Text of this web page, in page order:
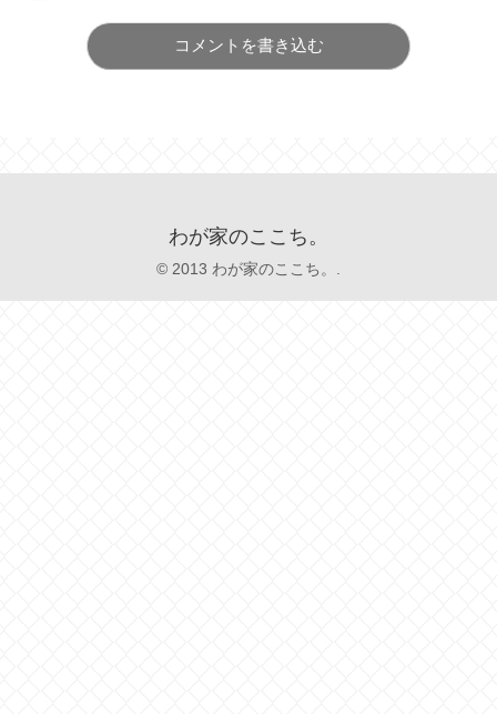
コメントを書き込む
わが家のここち。
© 2013 わが家のここち。.